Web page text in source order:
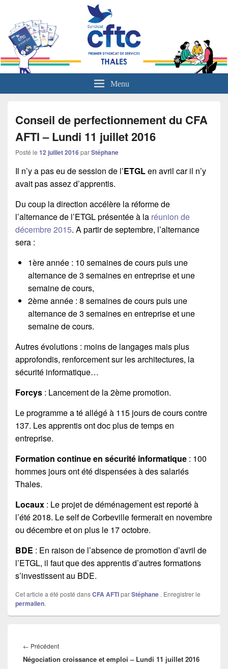
L'actualité sociale du groupe Thales
Menu
Conseil de perfectionnement du CFA
AFTI – Lundi 11 juillet 2016
Posté le 12 juillet 2016parStéphane
Il n’y a pas eu de session de l’ETGLen avril car il n’y
avait pas assez d’apprentis.
Du coup la direction accélère la réforme de
l’alternance de l’ETGL présentée à la réunion de
décembre 2015. A partir de septembre, l’alternance
sera :
1ère année : 10 semaines de cours puis une
alternance de 3 semaines en entreprise et une
semaine de cours,
2ème année : 8 semaines de cours puis une
alternance de 3 semaines en entreprise et une
semaine de cours.
Autres évolutions : moins de langages mais plus
approfondis, renforcement sur les architectures, la
sécurité informatique…
Forcys : Lancement de la 2ème promotion.
Le programme a té allégé à 115 jours de cours contre
137. Les apprentis ont doc plus de temps en
entreprise.
Formation continue en sécurité informatique : 100
hommes jours ont été dispensées à des salariés
Thales.
Locaux : Le projet de déménagement est reporté à
l’été 2018. Le self de Corbeville fermerait en novembre
ou décembre et on plus le 17 octobre.
BDE : En raison de l’absence de promotion d’avril de
l’ETGL, il faut que des apprentis d’autres formations
s’investissent au BDE.
Cet article a été posté dansCFA AFTIparStéphane . Enregistrer le
permalien.
de
l’article
← Précédent
précédent :
Négociation croissance et emploi – Lundi 11 juillet 2016